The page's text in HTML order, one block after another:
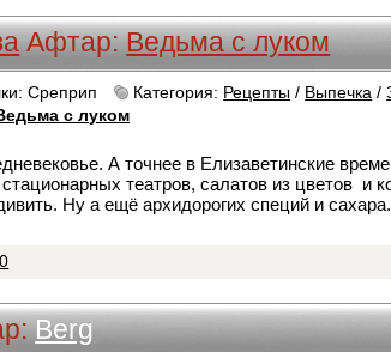
Афтар:Ведьма с луком
Среприп Категория: Рецепты / Выпечка /
с луком
А точнее в Елизаветинские
театров, салатов из цветов и
Ну а ещё архидорогих специй и сахара.
Berg